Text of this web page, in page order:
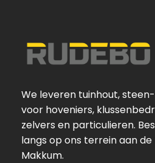
We leveren tuinhout,
voor hoveniers,
zelvers en particulieren.
langs op ons terrein aan
Makkum.